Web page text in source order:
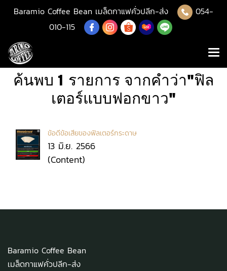
Baramio Coffee Bean เมล็ดกาแฟคั่วปลีก-ส่ง
054-
010-115
ค้นพบ 1 รายการ จากคำว่า"ฟิล
เตอร์แบบฟอกขาว"
ข้อดีข้อเสียของฟิลเตอร์กระดาษ
13 มิ.ย. 2566
(Content)
Baramio Coffee Bean
เมล็ดกาแฟคั่วปลีก-ส่ง